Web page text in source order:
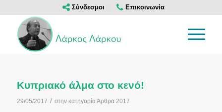
Σύνδεσμοι Επικοινωνία
Κυπριακό άλμα στο κενό!
29/05/2017 / στην κατηγορίαΆρθρα 2017